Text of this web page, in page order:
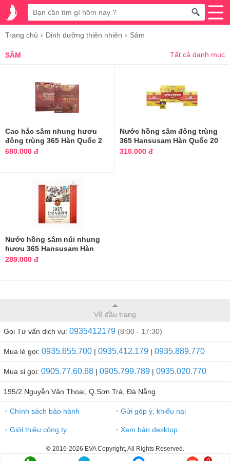
Trang chủ Dinh dưỡng thiên nhiên Sâm
SÂM Tất cả danh mục
Cao hắc sâm nhung hươu
đông trùng 365 Hàn Quốc 2
lọ x 250g
680.000 đ
Nước hồng sâm đông trùng
365 Hansusam Hàn Quốc 20
gói
310.000 đ
Nước hồng sâm núi nhung
hươu 365 Hansusam Hàn
Quốc
289.000 đ
Về đầu trang
Gọi Tư vấn dịch vụ: 0935412179 (8:00 - 17:30)
Mua lẻ gọi: 0935.655.700 | 0935.412.179 | 0935.889.770
Mua sỉ gọi: 0905.77.60.68 | 0905.799.789 | 0935.020.770
195/2 Nguyễn Văn Thoại, Q.Sơn Trà, Đà Nẵng
● Chính sách bảo hành ● Gửi góp ý, khiếu nại
● Giới thiệu công ty ● Xem bản desktop
© 2016-2026 EVA Copyright, All Rights Reserved.